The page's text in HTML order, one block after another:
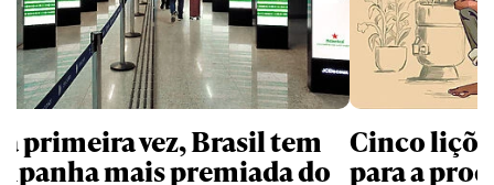
primeira vez, Brasil tem
mais premiada do
Cinco
para a